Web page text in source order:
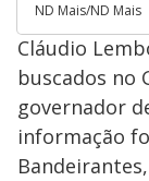
ND Mais/ND Mais
Cláudio
buscados no
governador
informação